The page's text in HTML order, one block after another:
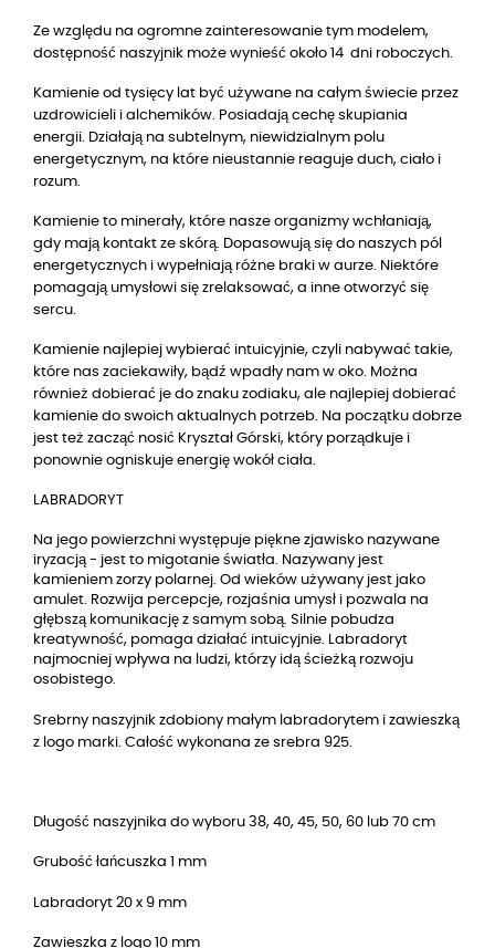
Ze względu na ogromne zainteresowanie tym modelem,
dostępność naszyjnik może wynieść około 14 dni roboczych.
Kamienie od tysięcy lat być używane na całym świecie przez
uzdrowicieli i alchemików. Posiadają cechę skupiania
energii. Działają na subtelnym, niewidzialnym polu
energetycznym, na które nieustannie reaguje duch, ciało i
rozum.
Kamienie to minerały, które nasze organizmy wchłaniają,
gdy mają kontakt ze skórą. Dopasowują się do naszych pól
energetycznych i wypełniają różne braki w aurze. Niektóre
pomagają umysłowi się zrelaksować, a inne otworzyć się
sercu.
Kamienie najlepiej wybierać intuicyjnie, czyli nabywać takie,
które nas zaciekawiły, bądź wpadły nam w oko. Można
również dobierać je do znaku zodiaku, ale najlepiej dobierać
kamienie do swoich aktualnych potrzeb. Na początku dobrze
jest też zacząć nosić Kryształ Górski, który porządkuje i
ponownie ogniskuje energię wokół ciała.
LABRADORYT
Na jego powierzchni występuje piękne zjawisko nazywane
iryzacją - jest to migotanie światła. Nazywany jest
kamieniem zorzy polarnej. Od wieków używany jest jako
amulet. Rozwija percepcje, rozjaśnia umysł i pozwala na
głębszą komunikację z samym sobą. Silnie pobudza
kreatywność, pomaga działać intuicyjnie. Labradoryt
najmocniej wpływa na ludzi, którzy idą ścieżką rozwoju
osobistego.
Srebrny naszyjnik zdobiony małym labradorytem i zawieszką
z logo marki. Całość wykonana ze srebra 925.
Długość naszyjnika do wyboru 38, 40, 45, 50, 60 lub 70 cm
Grubość łańcuszka 1 mm
Labradoryt 20 x 9 mm
Zawieszka z logo 10 mm